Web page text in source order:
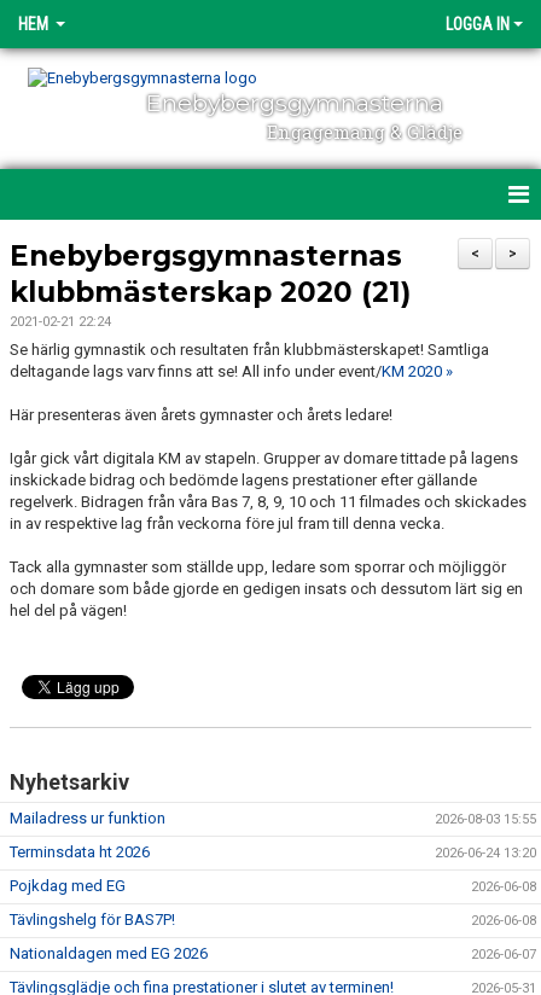
HEM LOGGA IN
Enebybergsgymnasterna
Engagemang & Glädje
HEM
DIREKTANMÄLAN
OM ENEBYBERGSGYMNASTERNA
NYHETER
POLICY & DOKUMENT
KANSLIET
VÅRA ANSTÄLLDA LEDARE
HALLAR
EVENT
>
<
Enebybergsgymnasternas
klubbmästerskap 2020 (21)
2021-02-21 22:24
Se härlig gymnastik och resultaten från klubbmästerskapet! Samtliga
deltagande lags varv finns att se! All info under event/KM 2020 »
Här presenteras även årets gymnaster och årets ledare!
Igår gick vårt digitala KM av stapeln. Grupper av domare tittade på lagens
inskickade bidrag och bedömde lagens prestationer efter gällande
regelverk. Bidragen från våra Bas 7, 8, 9, 10 och 11 filmades och skickades
in av respektive lag från veckorna före jul fram till denna vecka.
Tack alla gymnaster som ställde upp, ledare som sporrar och möjliggör
och domare som både gjorde en gedigen insats och dessutom lärt sig en
hel del på vägen!
Nyhetsarkiv
Mailadress ur funktion 2026-08-03 15:55
Terminsdata ht 2026 2026-06-24 13:20
Pojkdag med EG 2026-06-08
Tävlingshelg för BAS7P! 2026-06-08
Nationaldagen med EG 2026 2026-06-07
Tävlingsglädje och fina prestationer i slutet av terminen! 2026-05-31